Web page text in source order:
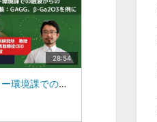
28:54
坩堝フリー環境課での融液からのバルク単結晶作製：GAGG、β-Ga2O3を例に：東北大学 金属材料研究所 教授、株式会社C&A 代表取締役CEO、株式会社EXA 取締役：吉川 彰